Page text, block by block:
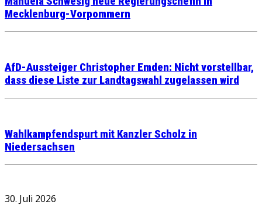
Mecklenburg-Vorpommern
AfD-Aussteiger Christopher Emden: Nicht vorstellbar,
dass diese Liste zur Landtagswahl zugelassen wird
Wahlkampfendspurt mit Kanzler Scholz in
Niedersachsen
30. Juli 2026